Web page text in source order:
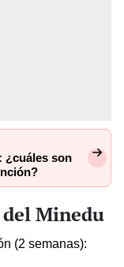
¿cuáles son
Minedu
(2 semanas):